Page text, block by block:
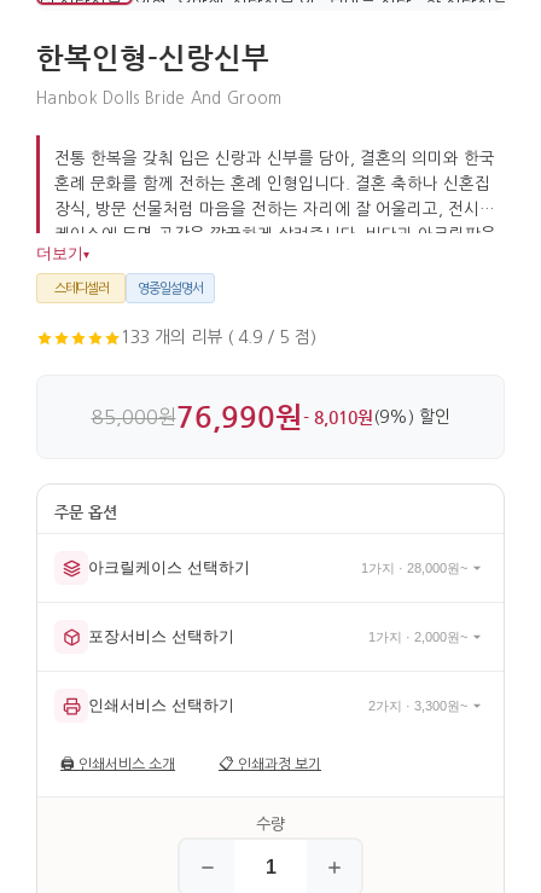
한복인형-신랑신부
Hanbok Dolls Bride And Groom
전통 한복을 갖춰 입은 신랑과 신부를 담아, 결혼의 의미와 한국
혼례 문화를 함께 전하는 혼례 인형입니다. 결혼 축하나 신혼집
장식, 방문 선물처럼 마음을 전하는 자리에 잘 어울리고, 전시용
케이스에 두면 공간을 깔끔하게 살려줍니다. 비단과 아크릴판을
사용해 표면 마감도 안정감 있게 완성했습니다.
더보기 ▾
스테디셀러 영중일설명서
133 개의 리뷰 ( 4.9 / 5 점)
85,000원76,990원- 8,010원 (9%) 할인
아크릴케이스 선택하기 1가지 · 28,000원~
포장서비스 선택하기 1가지 · 2,000원~
인쇄서비스 선택하기 2가지 · 3,300원~
🖨️ 인쇄서비스 소개 📋 인쇄과정 보기